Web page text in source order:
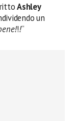
Ashley
un
!!“